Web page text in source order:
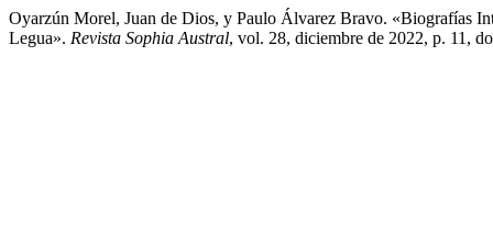
Oyarzún Morel, Juan de Dios, y Paulo Álvarez Bravo. «Biografías
Legua». Revista Sophia Austral, vol. 28, diciembre de 2022, p. 11,